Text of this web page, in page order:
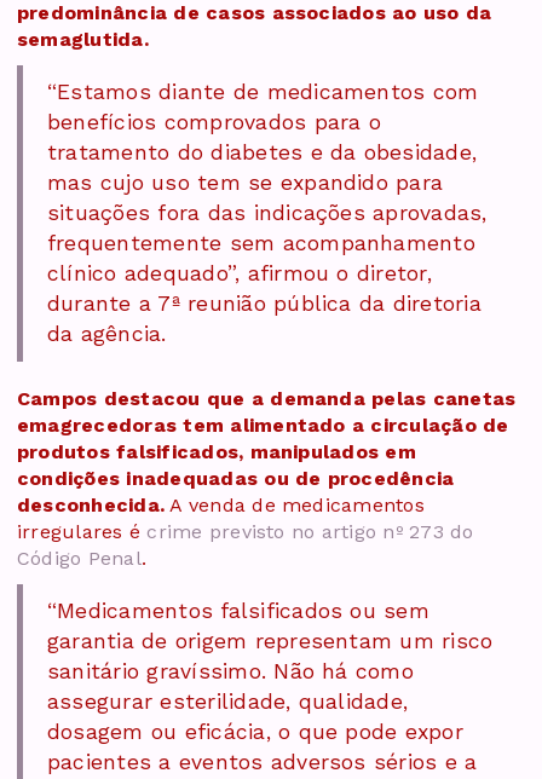
predominância de casos associados ao uso da
semaglutida.
“Estamos diante de medicamentos com
benefícios comprovados para o
tratamento do diabetes e da obesidade,
mas cujo uso tem se expandido para
situações fora das indicações aprovadas,
frequentemente sem acompanhamento
clínico adequado”, afirmou o diretor,
durante a 7ª reunião pública da diretoria
da agência.
Campos destacou que a demanda pelas canetas
emagrecedoras tem alimentado a circulação de
produtos falsificados, manipulados em
condições inadequadas ou de procedência
desconhecida. A venda de medicamentos
irregulares é crime previsto no artigo nº 273 do
Código Penal.
“Medicamentos falsificados ou sem
garantia de origem representam um risco
sanitário gravíssimo. Não há como
assegurar esterilidade, qualidade,
dosagem ou eficácia, o que pode expor
pacientes a eventos adversos sérios e a